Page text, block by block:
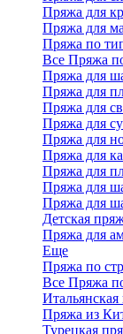
Пряжа для
Пряжа для
Пряжа по
Все Пряжа
Пряжа для
Пряжа для
Пряжа для
Пряжа для
Пряжа для
Пряжа для
Пряжа для
Пряжа для
Пряжа для
Детская
Пряжа для
Еще
Пряжа по
Все Пряжа
Итальянская
Пряжа из
Турецкая